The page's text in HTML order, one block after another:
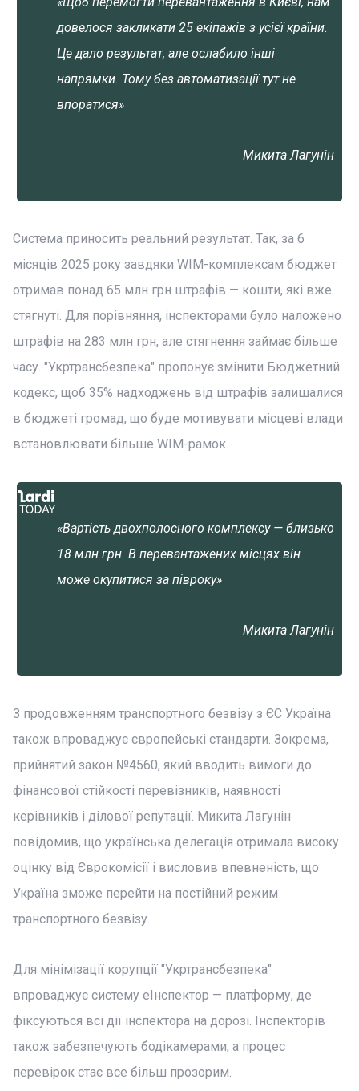
довелося закликати 25 екіпажів з усієї країни.
Це дало результат, але ослабило інші
напрямки. Тому без автоматизації тут не
впоратися»
Микита Лагунін
Система приносить реальний результат. Так, за 6
місяців 2025 року завдяки WIM-комплексам бюджет
отримав понад 65 млн грн штрафів — кошти, які вже
стягнуті. Для порівняння, інспекторами було наложено
штрафів на 283 млн грн, але стягнення займає більше
часу. "Укртрансбезпека" пропонує змінити Бюджетний
кодекс, щоб 35% надходжень від штрафів залишалися
в бюджеті громад, що буде мотивувати місцеві влади
встановлювати більше WIM-рамок.
«Вартість двохполосного комплексу — близько
18 млн грн. В перевантажених місцях він
може окупитися за півроку»
Микита Лагунін
З продовженням транспортного безвізу з ЄС Україна
також впроваджує європейські стандарти. Зокрема,
прийнятий закон №4560, який вводить вимоги до
фінансової стійкості перевізників, наявності
керівників і ділової репутації. Микита Лагунін
повідомив, що українська делегація отримала високу
оцінку від Єврокомісії і висловив впевненість, що
Україна зможе перейти на постійний режим
транспортного безвізу.
Для мінімізації корупції "Укртрансбезпека"
впроваджує систему еІнспектор — платформу, де
фіксуються всі дії інспектора на дорозі. Інспекторів
також забезпечують бодікамерами, а процес
перевірок стає все більш прозорим.